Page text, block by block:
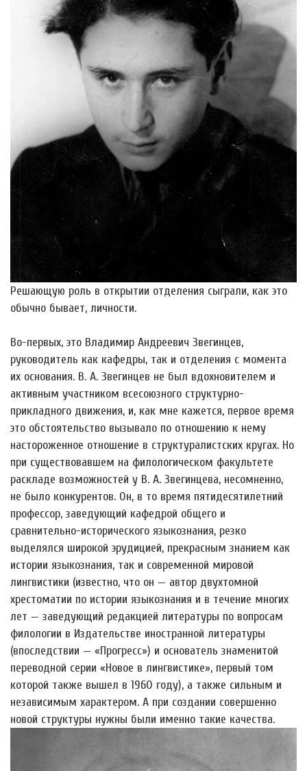
Решающую роль в открытии отделения сыграли, как это
обычно бывает, личности.
Во-первых, это Владимир Андреевич Звегинцев,
руководитель как кафедры, так и отделения с момента
их основания. В. А. Звегинцев не был вдохновителем и
активным участником всесоюзного структурно-
прикладного движения, и, как мне кажется, первое время
это обстоятельство вызывало по отношению к нему
настороженное отношение в структуралистских кругах. Но
при существовавшем на филологическом факультете
раскладе возможностей у В. А. Звегинцева, несомненно,
не было конкурентов. Он, в то время пятидесятилетний
профессор, заведующий кафедрой общего и
сравнительно-исторического языкознания, резко
выделялся широкой эрудицией, прекрасным знанием как
истории языкознания, так и современной мировой
лингвистики (известно, что он — автор двухтомной
хрестоматии по истории языкознания и в течение многих
лет — заведующий редакцией литературы по вопросам
филологии в Издательстве иностранной литературы
(впоследствии — «Прогресс») и основатель знаменитой
переводной серии «Новое в лингвистике», первый том
которой также вышел в 1960 году), а также сильным и
независимым характером. А при создании совершенно
новой структуры нужны были именно такие качества.